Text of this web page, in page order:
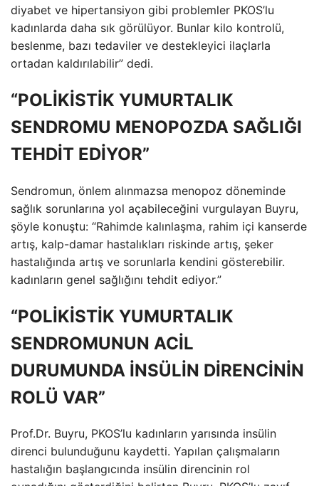
diyabet ve hipertansiyon gibi problemler PKOS’lu
kadınlarda daha sık görülüyor. Bunlar kilo kontrolü,
beslenme, bazı tedaviler ve destekleyici ilaçlarla
ortadan kaldırılabilir” dedi.
“POLİKİSTİK YUMURTALIK
SENDROMU MENOPOZDA SAĞLIĞI
TEHDİT EDİYOR”
Sendromun, önlem alınmazsa menopoz döneminde
sağlık sorunlarına yol açabileceğini vurgulayan Buyru,
şöyle konuştu: “Rahimde kalınlaşma, rahim içi kanserde
artış, kalp-damar hastalıkları riskinde artış, şeker
hastalığında artış ve sorunlarla kendini gösterebilir.
kadınların genel sağlığını tehdit ediyor.”
“POLİKİSTİK YUMURTALIK
SENDROMUNUN ACİL
DURUMUNDA İNSÜLİN DİRENCİNİN
ROLÜ VAR”
Prof.Dr. Buyru, PKOS’lu kadınların yarısında insülin
direnci bulunduğunu kaydetti. Yapılan çalışmaların
hastalığın başlangıcında insülin direncinin rol